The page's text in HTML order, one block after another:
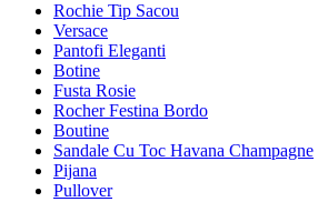
Rochie Tip Sacou
Versace
Pantofi Eleganti
Botine
Fusta Rosie
Rocher Festina Bordo
Boutine
Sandale Cu Toc Havana Champagne
Pijana
Pullover